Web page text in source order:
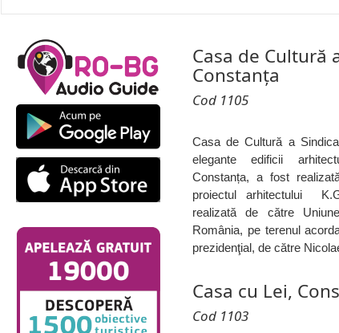
Casa de Cultură
Constanța
Cod 1105
Casa de Cultură a
elegante edificii
Constanța, a fost
proiectul arhitectului
realizată de către
România, pe terenul
prezidenţial, de către
Casa cu Lei,
Cod 1103